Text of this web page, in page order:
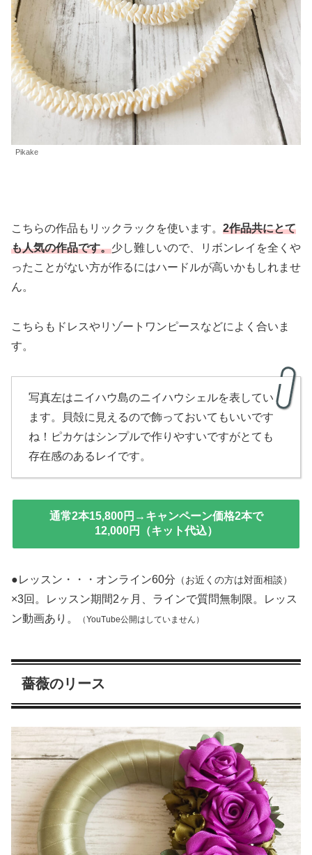
Pikake
こちらの作品もリックラックを使います。 2作品共にとて
も人気の作品です。少し難しいので、リボンレイを全くや
ったことがない方が作るにはハードルが高いかもしれませ
ん。
こちらもドレスやリゾートワンピースなどによく合いま
す。
写真左はニイハウ島のニイハウシェルを表してい
ます。貝殻に見えるので飾っておいてもいいです
ね！ピカケはシンプルで作りやすいですがとても
存在感のあるレイです。
通常2本15,800円→ キャンペーン価格2本で
12,000円
（キット代込）
●レッスン・・・オンライン60分 （お近くの方は対面相談）
×3回。レッスン期間2ヶ月、ラインで質問無制限。レッス
ン動画あり。
（YouTube公開はしていません）
薔薇のリース